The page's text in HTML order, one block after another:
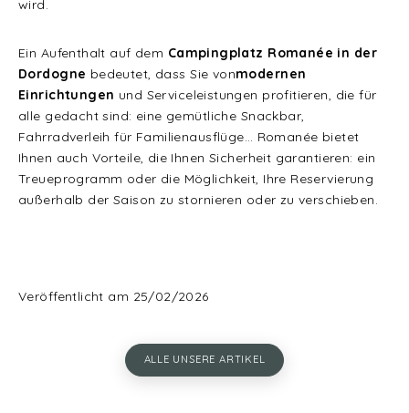
wird.
Ein Aufenthalt auf dem Campingplatz Romanée in der
Dordogne bedeutet, dass Sie vonmodernen
Einrichtungen und Serviceleistungen profitieren, die für
alle gedacht sind: eine gemütliche Snackbar,
Fahrradverleih für Familienausflüge… Romanée bietet
Ihnen auch Vorteile, die Ihnen Sicherheit garantieren: ein
Treueprogramm oder die Möglichkeit, Ihre Reservierung
außerhalb der Saison zu stornieren oder zu verschieben.
Veröffentlicht am 25/02/2026
ALLE UNSERE ARTIKEL